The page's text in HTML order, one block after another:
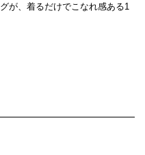
が、着るだけでこなれ感ある1